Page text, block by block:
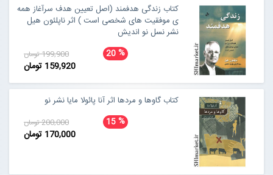
کتاب زندگی هدفمند (اصل تعیین هدف سرآغاز همه
ی موفقیت های شخصی است ) اثر ناپلئون هیل
نشر نسل نو اندیش
20% 199,900 تومان
159,920 تومان
کتاب گاوها و مردها اثر آنا پائولا مایا نشر نو
15% 200,000 تومان
170,000 تومان